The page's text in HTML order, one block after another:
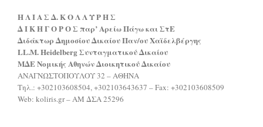
Η Λ Ι Α Σ Δ. Κ Ο Λ Λ Υ Ρ Η Σ
Δ Ι Κ Η Γ Ο Ρ Ο Σ παρ’ Αρείω Πάγω και ΣτΕ
Διδάκτωρ Δημοσίου Δικαίου Παν/ου Χαϊδελβέργης
LL.M. Heidelberg Συνταγματικού Δικαίου
MΔΕ Νομικής Αθηνών Διοικητικού Δικαίου
ΑΝΑΓΝΩΣΤΟΠΟΥΛΟΥ 32 – ΑΘΗΝΑ
Τηλ.: +302103608504, +302103643637 – Fax: +302103608509
Web: koliris.gr – AM ΔΣΑ 25296